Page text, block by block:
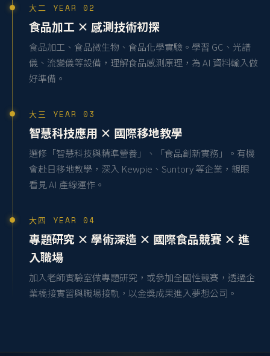
大二 YEAR 02
食品加工 × 感測技術初探
食品加工、食品微生物、食品化學實驗。學習 GC、光譜
儀、流變儀等設備，理解食品感測原理，為 AI 資料輸入做
好準備。
大三 YEAR 03
智慧科技應用 × 國際移地教學
選修「智慧科技與精準營養」、「食品創新實務」。有機
會赴日移地教學，深入 Kewpie、Suntory 等企業，親眼
看見 AI 產線運作。
大四 YEAR 04
專題研究 × 學術深造 × 國際食品競賽 × 進
入職場
加入老師實驗室做專題研究，或參加全國性競賽，透過企
業橋接實習與職場接軌，以金獎成果進入夢想公司。